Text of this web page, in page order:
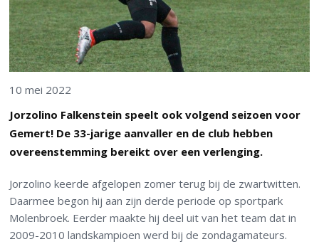
10 mei 2022
Jorzolino Falkenstein speelt ook volgend seizoen voor
Gemert! De 33-jarige aanvaller en de club hebben
overeenstemming bereikt over een verlenging.
Jorzolino keerde afgelopen zomer terug bij de zwartwitten.
Daarmee begon hij aan zijn derde periode op sportpark
Molenbroek. Eerder maakte hij deel uit van het team dat in
2009-2010 landskampioen werd bij de zondagamateurs.